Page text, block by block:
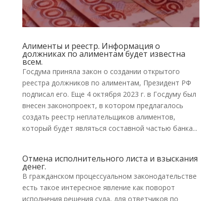
Алименты и реестр. Информация о
должниках по алиментам будет известна
всем.
Госдума приняла закон о создании открытого
реестра должников по алиментам, Президент РФ
подписал его. Еще 4 октября 2023 г. в Госдуму был
внесен законопроект, в котором предлагалось
создать реестр неплательщиков алиментов,
который будет являться составной частью банка...
Отмена исполнительного листа и взыскания
денег.
В гражданском процессуальном законодательстве
есть такое интересное явление как поворот
исполнения решения суда, для ответчиков по